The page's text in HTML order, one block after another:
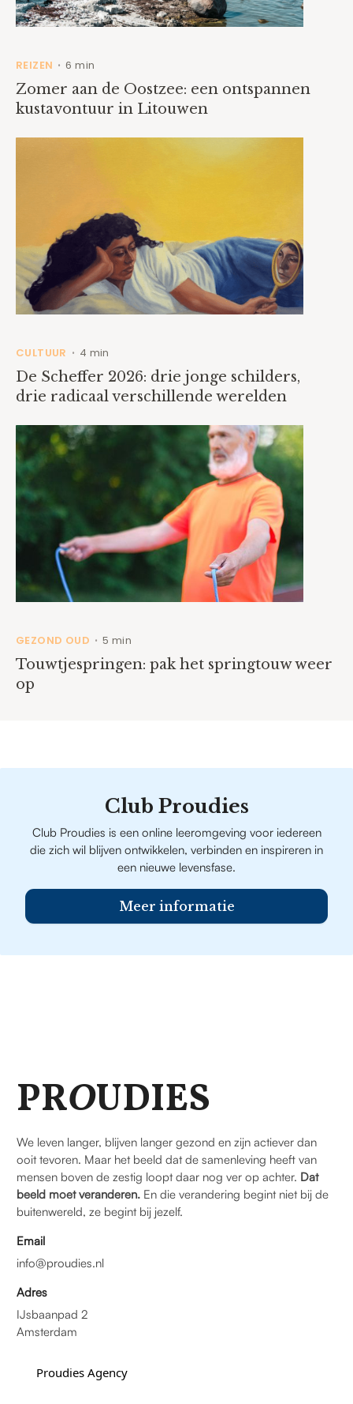
REIZEN •6 min
Zomer aan de Oostzee: een ontspannen
kustavontuur in Litouwen
CULTUUR • 4 min
De Scheffer 2026: drie jonge schilders,
drie radicaal verschillende werelden
GEZOND OUD • 5 min
Touwtjespringen: pak het springtouw weer
op
Club Proudies
Club Proudies is een online leeromgeving voor iedereen
die zich wil blijven ontwikkelen, verbinden en inspireren in
een nieuwe levensfase.
Meer informatie
PROUDIES
We leven langer, blijven langer gezond en zijn actiever dan
ooit tevoren. Maar het beeld dat de samenleving heeft van
mensen boven de zestig loopt daar nog ver op achter. Dat
beeld moet veranderen. En die verandering begint niet bij de
buitenwereld, ze begint bij jezelf.
Email
info@proudies.nl
Adres
IJsbaanpad 2
Amsterdam
Proudies Agency